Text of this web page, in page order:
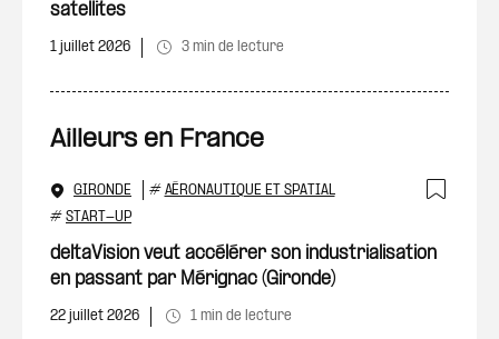
satellites
1 juillet 2026 3 min de lecture
Ailleurs en France
GIRONDE # AÉRONAUTIQUE ET SPATIAL
# START-UP
deltaVision veut accélérer son industrialisation
en passant par Mérignac (Gironde)
22 juillet 2026 1 min de lecture